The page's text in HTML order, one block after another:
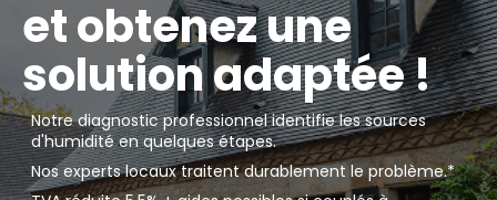
et obtenez une
solution adaptée !
Notre diagnostic professionnel identifie les sources
d'humidité en quelques étapes.
Nos experts locaux traitent durablement le problème.*